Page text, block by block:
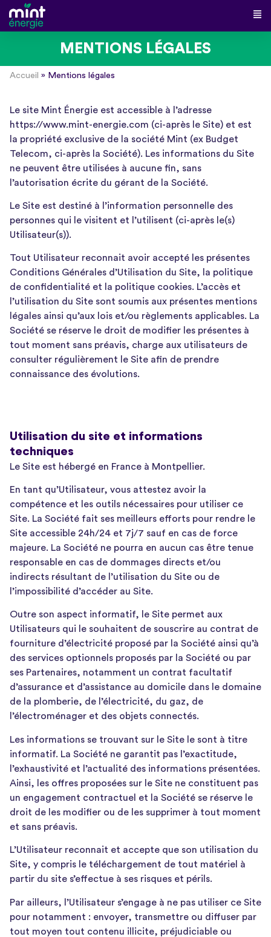
MENTIONS LÉGALES
Accueil » Mentions légales
Le site Mint Énergie est accessible à l’adresse
https://www.mint-energie.com (ci-après le Site) et est
la propriété exclusive de la société Mint (ex Budget
Telecom, ci-après la Société). Les informations du Site
ne peuvent être utilisées à aucune fin, sans
l’autorisation écrite du gérant de la Société.
Le Site est destiné à l’information personnelle des
personnes qui le visitent et l’utilisent (ci-après le(s)
Utilisateur(s)).
Tout Utilisateur reconnait avoir accepté les présentes
Conditions Générales d’Utilisation du Site, la politique
de confidentialité et la politique cookies. L’accès et
l’utilisation du Site sont soumis aux présentes mentions
légales ainsi qu’aux lois et/ou règlements applicables. La
Société se réserve le droit de modifier les présentes à
tout moment sans préavis, charge aux utilisateurs de
consulter régulièrement le Site afin de prendre
connaissance des évolutions.
Utilisation du site et informations
techniques
Le Site est hébergé en France à Montpellier.
En tant qu’Utilisateur, vous attestez avoir la
compétence et les outils nécessaires pour utiliser ce
Site. La Société fait ses meilleurs efforts pour rendre le
Site accessible 24h/24 et 7j/7 sauf en cas de force
majeure. La Société ne pourra en aucun cas être tenue
responsable en cas de dommages directs et/ou
indirects résultant de l’utilisation du Site ou de
l’impossibilité d’accéder au Site.
Outre son aspect informatif, le Site permet aux
Utilisateurs qui le souhaitent de souscrire au contrat de
fourniture d’électricité proposé par la Société ainsi qu’à
des services optionnels proposés par la Société ou par
ses Partenaires, notamment un contrat facultatif
d’assurance et d’assistance au domicile dans le domaine
de la plomberie, de l’électricité, du gaz, de
l’électroménager et des objets connectés.
Les informations se trouvant sur le Site le sont à titre
informatif. La Société ne garantit pas l’exactitude,
l’exhaustivité et l’actualité des informations présentées.
Ainsi, les offres proposées sur le Site ne constituent pas
un engagement contractuel et la Société se réserve le
droit de les modifier ou de les supprimer à tout moment
et sans préavis.
L’Utilisateur reconnait et accepte que son utilisation du
Site, y compris le téléchargement de tout matériel à
partir du site s’effectue à ses risques et périls.
Par ailleurs, l’Utilisateur s’engage à ne pas utiliser ce Site
pour notamment : envoyer, transmettre ou diffuser par
tout moyen tout contenu illicite, préjudiciable ou